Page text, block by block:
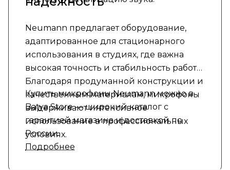
Neumann предлагает оборудование,
адаптированное для стационарного
использования в студиях, где важна
высокая точность и стабильность работы.
Благодаря продуманной конструкции и
качественным материалам, микрофоны
выдерживают интенсивное
использование в профессиональных
условиях.
Купить микрофоны Neumann можно в
Batya Store — широкий каталог с
гарантией магазина и доставкой по
России
Подробнее